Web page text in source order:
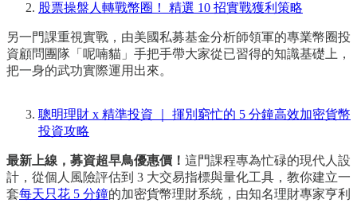
股票操盤人轉戰幣圈！ 精選 10 招實戰獲利策略
另一門課重視實戰，由美國私募基金分析師領軍的專業幣圈投
資顧問團隊「呢喃貓」手把手帶大家從已習得的知識基礎上，
把一身的武功實際運用出來。
聰明理財 x 精準投資 ｜ 揮別窮忙的 5 分鐘高效加密貨幣
投資攻略
最新上線，募資超早鳥優惠價！ 這門課程專為忙碌的現代人設
計，從個人風險評估到 3 大交易指標與量化工具，教你建立一
套每天只花 5 分鐘的加密貨幣理財系統，由知名理財專家亨利